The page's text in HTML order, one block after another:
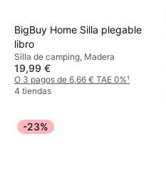
BigBuy Home Silla plegable
libro
Silla de camping, Madera
19,99 €
O 3 pagos de 6,66 € TAE 0%¹
4 tiendas
-23%